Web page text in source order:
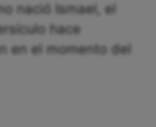
nació Ismael, el
hace
en el momento del